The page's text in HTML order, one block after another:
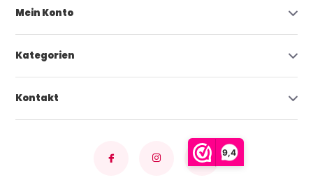
9,4
Mein Konto
Kategorien
Kontakt